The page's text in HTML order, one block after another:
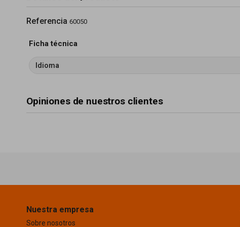
Referencia 60050
Ficha técnica
Idioma
Opiniones de nuestros clientes
Nuestra empresa
Sobre nosotros